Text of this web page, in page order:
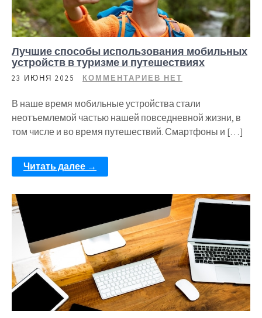
Лучшие способы использования мобильных
устройств в туризме и путешествиях
23 ИЮНЯ 2025 КОММЕНТАРИЕВ НЕТ
В наше время мобильные устройства стали
неотъемлемой частью нашей повседневной жизни, в
том числе и во время путешествий. Смартфоны и […]
Читать далее →